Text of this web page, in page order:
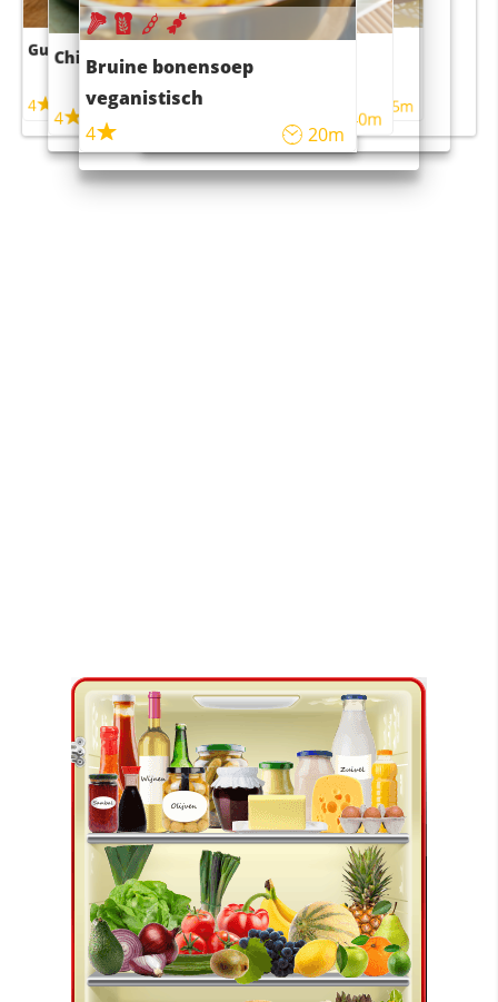
Guacamole
4
Chili con carne
4
Bruine bonensoep
veganistisch
4
20m
Sushi rijstsalade
maaltijdsalade
40m
4 55m